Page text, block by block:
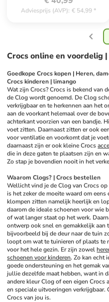
Adviesprijs (AVP): € 54,99*
Crocs online en voordelig
Goedkope Crocs kopen | Heren,
Crocs kinderen | limango
Wat zijn Crocs? Crocs is bekend van
de Clog wordt genoemd. De Clog
verkrijgbaar en te herkennen aan het
aan de voorkant helemaal over de
achterkant voorzien van een bandje.
voet zitten. Daarnaast zitten er ook
voor ventilatie en voorkomt dat je
daarnaast zijn er ook kleine Crocs
die in deze gaten te plaatsen zijn en
Zo stap je bovendien nooit in het
Waarom Clogs? | Crocs bestellen
Wellicht vind je de Clog van Crocs
is het zeker de moeite waard om eens
klompen zitten namelijk heerlijk en
daarom de ideale schoenen voor
of wat langer staat op het werk.
ontwerp ook snel en gemakkelijk aan
bijvoorbeeld bij de deur naar de tuin
loopt om wat te tuinieren of plaats te
voor het hele gezin. Er zijn zowel
schoenen voor kinderen. Zo kan echt
goede ondersteuning en het gemak
jullie dezelfde maat hebben, want in
andere kleur Clog of een eigen
en speciale uitvoeringen verkrijgbaar.
Crocs van jou is.